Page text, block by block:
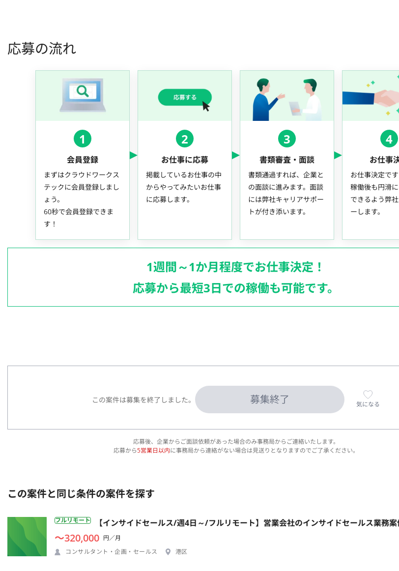
応募の流れ
1
会員登録
まずはクラウドワークス
テックに会員登録しまし
ょう。
60秒で会員登録できま
す！
2
お仕事に応募
掲載しているお仕事の中
からやってみたいお仕事
に応募します。
3
書類審査・面談
書類通過すれば、企業と
の面談に進みます。面談
には弊社キャリアサポー
トが付き添います。
4
お仕事
お仕事決定です
稼働後も円滑
できるよう弊
ーします。
1週間～1か月程度でお仕事決定！
応募から最短3日での稼働も可能です。
この案件は募集を終了しました。 募集終了 気になる
応募後、企業からご面談依頼があった場合のみ事務局からご連絡いたします。
応募から5営業日以内に事務局から連絡がない場合は見送りとなりますのでご了承ください。
この案件と同じ条件の案件を探す
フルリモート 【インサイドセールス/週4日～/フルリモート】営業会社のインサイドセールス業務案
〜320,000 円／月
コンサルタント・企画・セールス
港区